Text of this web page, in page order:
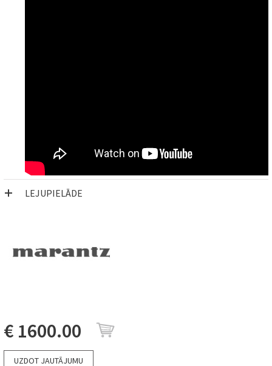
LEJUPIELĀDE
€ 1600.00
UZDOT JAUTĀJUMU